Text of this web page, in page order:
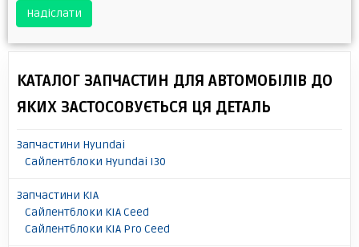
Надіслати
КАТАЛОГ ЗАПЧАСТИН ДЛЯ АВТОМОБІЛІВ ДО
ЯКИХ ЗАСТОСОВУЄТЬСЯ ЦЯ ДЕТАЛЬ
Запчастини Hyundai
Сайлентблоки Hyundai I30
Запчастини KIA
Сайлентблоки KIA Ceed
Сайлентблоки KIA Pro Ceed